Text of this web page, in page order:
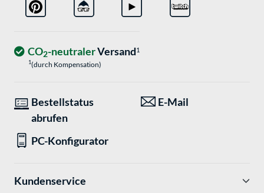
CO2-neutralerVersand1
1(durch Kompensation)
Bestellstatus
abrufen
E-Mail
PC-Konfigurator
Kundenservice